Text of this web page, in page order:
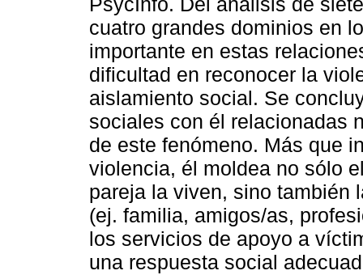
cuatro grandes dominios en
importante en estas
dificultad en reconocer la
aislamiento social. Se
sociales con él relacionadas
de este fenómeno. Más que
violencia, él moldea no sólo
pareja la viven, sino también
(ej. familia, amigos/as,
los servicios de apoyo a
una respuesta social